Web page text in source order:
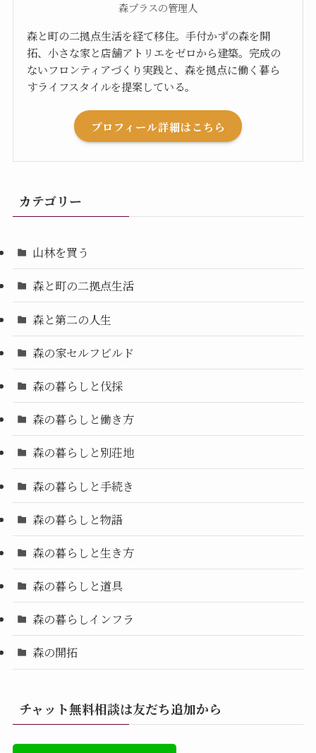
森プラスの管理人
森と町の二拠点生活を経て移住。手付かずの森を開
拓、小さな家と店舗アトリエをゼロから建築。完成の
ないフロンティアづくり実践と、森を拠点に働く暮ら
すライフスタイルを提案している。
プロフィール詳細はこちら
カテゴリー
山林を買う
森と町の二拠点生活
森と第二の人生
森の家セルフビルド
森の暮らしと伐採
森の暮らしと働き方
森の暮らしと別荘地
森の暮らしと手続き
森の暮らしと物語
森の暮らしと生き方
森の暮らしと道具
森の暮らしインフラ
森の開拓
チャット無料相談は友だち追加から